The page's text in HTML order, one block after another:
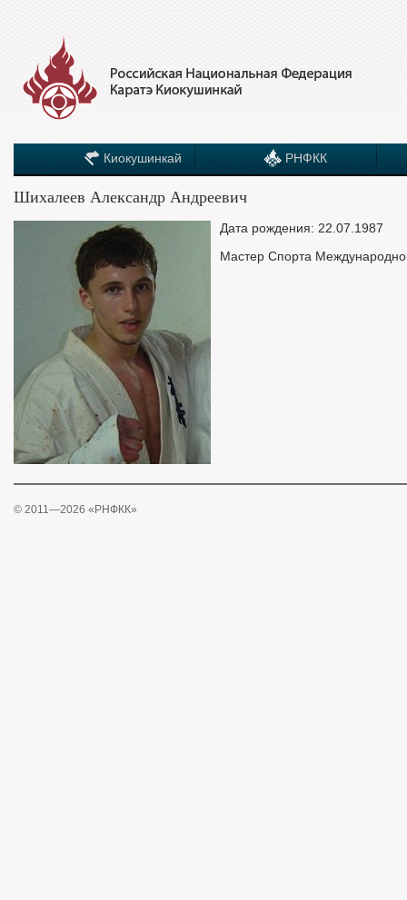
Киокушинкай РНФКК
Шихалеев Александр Андреевич
Дата рождения: 22.07.1987
Мастер Спорта
© 2011—2026 «РНФКК»